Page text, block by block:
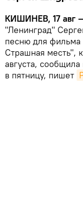
КИШИНЕВ, 17 авг
"Ленинград"
песню для фильма
Страшная месть",
августа,
в пятницу, пишет